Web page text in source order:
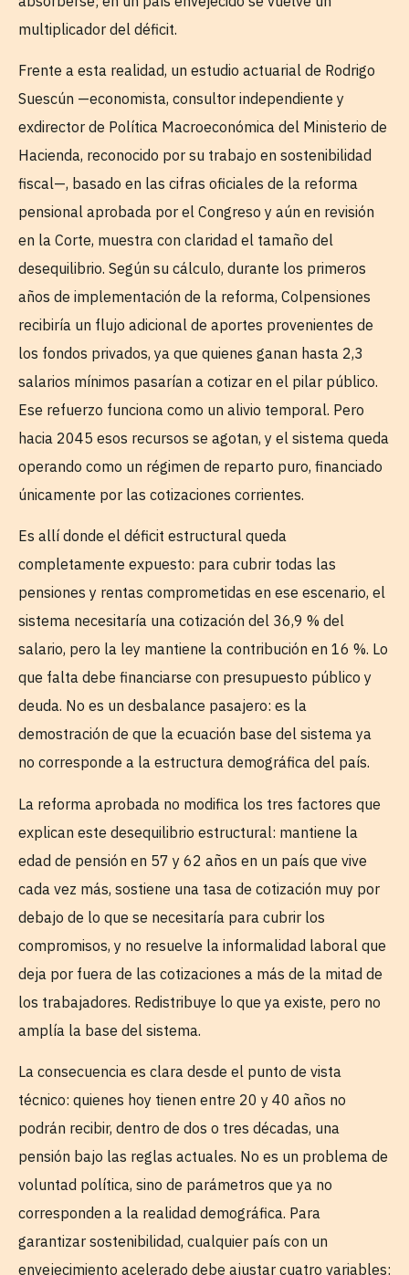
multiplicador del déficit.
Frente a esta realidad, un estudio actuarial de Rodrigo
Suescún —economista, consultor independiente y
exdirector de Política Macroeconómica del Ministerio de
Hacienda, reconocido por su trabajo en sostenibilidad
fiscal—, basado en las cifras oficiales de la reforma
pensional aprobada por el Congreso y aún en revisión
en la Corte, muestra con claridad el tamaño del
desequilibrio. Según su cálculo, durante los primeros
años de implementación de la reforma, Colpensiones
recibiría un flujo adicional de aportes provenientes de
los fondos privados, ya que quienes ganan hasta 2,3
salarios mínimos pasarían a cotizar en el pilar público.
Ese refuerzo funciona como un alivio temporal. Pero
hacia 2045 esos recursos se agotan, y el sistema queda
operando como un régimen de reparto puro, financiado
únicamente por las cotizaciones corrientes.
Es allí donde el déficit estructural queda
completamente expuesto: para cubrir todas las
pensiones y rentas comprometidas en ese escenario, el
sistema necesitaría una cotización del 36,9 % del
salario, pero la ley mantiene la contribución en 16 %. Lo
que falta debe financiarse con presupuesto público y
deuda. No es un desbalance pasajero: es la
demostración de que la ecuación base del sistema ya
no corresponde a la estructura demográfica del país.
La reforma aprobada no modifica los tres factores que
explican este desequilibrio estructural: mantiene la
edad de pensión en 57 y 62 años en un país que vive
cada vez más, sostiene una tasa de cotización muy por
debajo de lo que se necesitaría para cubrir los
compromisos, y no resuelve la informalidad laboral que
deja por fuera de las cotizaciones a más de la mitad de
los trabajadores. Redistribuye lo que ya existe, pero no
amplía la base del sistema.
La consecuencia es clara desde el punto de vista
técnico: quienes hoy tienen entre 20 y 40 años no
podrán recibir, dentro de dos o tres décadas, una
pensión bajo las reglas actuales. No es un problema de
voluntad política, sino de parámetros que ya no
corresponden a la realidad demográfica. Para
garantizar sostenibilidad, cualquier país con un
envejecimiento acelerado debe ajustar cuatro variables: